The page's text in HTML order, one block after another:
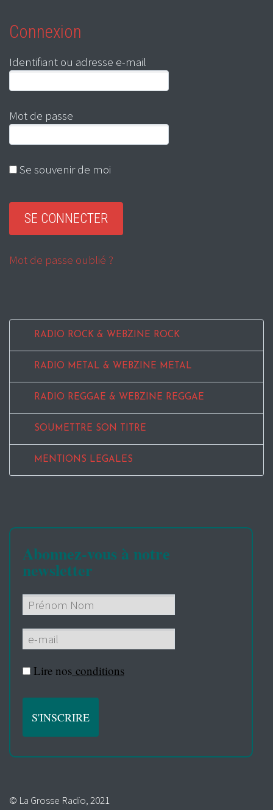
Connexion
Identifiant ou adresse e-mail
Mot de passe
Se souvenir de moi
Mot de passe oublié ?
RADIO ROCK & WEBZINE ROCK
RADIO METAL & WEBZINE METAL
RADIO REGGAE & WEBZINE REGGAE
SOUMETTRE SON TITRE
MENTIONS LEGALES
Abonnez-vous à notre
newsletter
Lire nos conditions
© La Grosse Radio, 2021